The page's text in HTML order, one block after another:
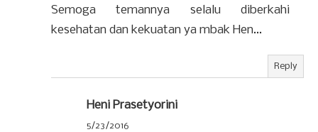
Semoga temannya selalu diberkahi
kesehatan dan kekuatan ya mbak Hen...
Reply
Heni Prasetyorini
5/23/2016